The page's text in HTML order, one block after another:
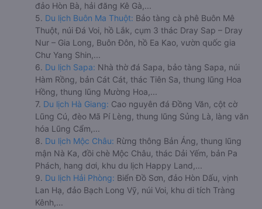
đảo Hòn Bà, hải đăng Kê Gà,...
5. Du lịch Buôn Ma Thuột: Bảo tàng cà phê Buôn Mê
Thuột, núi Đá Voi, hồ Lắk, cụm 3 thác Dray Sap – Dray
Nur – Gia Long, Buôn Đôn, hồ Ea Kao, vườn quốc gia
Chư Yang Shin,...
6. Du lịch Sapa: Nhà thờ đá Sapa, bảo tàng Sapa, núi
Hàm Rồng, bản Cát Cát, thác Tiên Sa, thung lũng Hoa
Hồng, thung lũng Mường Hoa,...
7. Du lịch Hà Giang: Cao nguyên đá Đồng Văn, cột cờ
Lũng Cú, đèo Mã Pí Lèng, thung lũng Sủng Là, làng văn
hóa Lũng Cẩm,...
8. Du lịch Mộc Châu: Rừng thông Bản Áng, thung lũng
mận Nà Ka, đồi chè Mộc Châu, thác Dải Yếm, bản Pa
Phách, hang dơi, khu du lịch Happy Land,...
9. Du lịch Hải Phòng: Biển Đồ Sơn, đảo Hòn Dấu, vịnh
Lan Hạ, đảo Bạch Long Vỹ, núi Voi, khu di tích Tràng
Kênh,...